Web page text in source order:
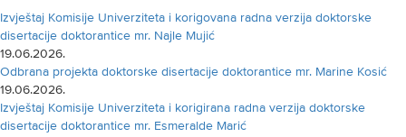
Izvještaj Komisije Univerziteta i korigovana radna verzija doktorske
disertacije doktorantice mr. Najle Mujić
19.06.2026.
Odbrana projekta doktorske disertacije doktorantice mr. Marine Kosić
19.06.2026.
Izvještaj Komisije Univerziteta i korigirana radna verzija doktorske
disertacije doktorantice mr. Esmeralde Marić